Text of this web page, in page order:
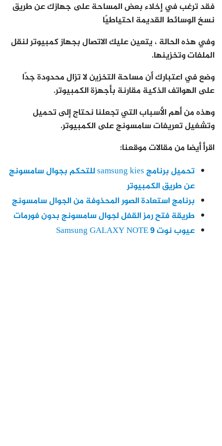
فقد ترغب في إخلاء بعض المساحة على جهازك عن طريق
نسخ الوسائط القديمة احتياطيًا
وفي هذه الحالة ، يتعين عليك الاتصال بجهاز كمبيوتر لنقل
الملفات وتخزينها.
وضع في اعتبارك أن مساحة التخزين لا تزال محدودة جدًا
على الهواتف الذكية مقارنة بأجهزة الكمبيوتر.
وهذه من أهم الأسباب التي تجعلنا نحتاج إلى تحميل
وتشغيل تعريفات سامسونج على الكمبيوتر.
اقرأ أيضا من مقالات موقعنا:
تحميل برنامج samsung kies للتحكم بجوال سامسونج
عن طريق الكمبيوتر
برنامج استعادة الصور المحذوفة من الجوال سامسونج
طريقة فتح رمز القفل لجوال سامسونج بدون فورمات
عيوب نوت 9 Samsung GALAXY NOTE